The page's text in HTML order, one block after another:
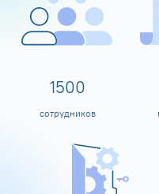
1600
сотрудников